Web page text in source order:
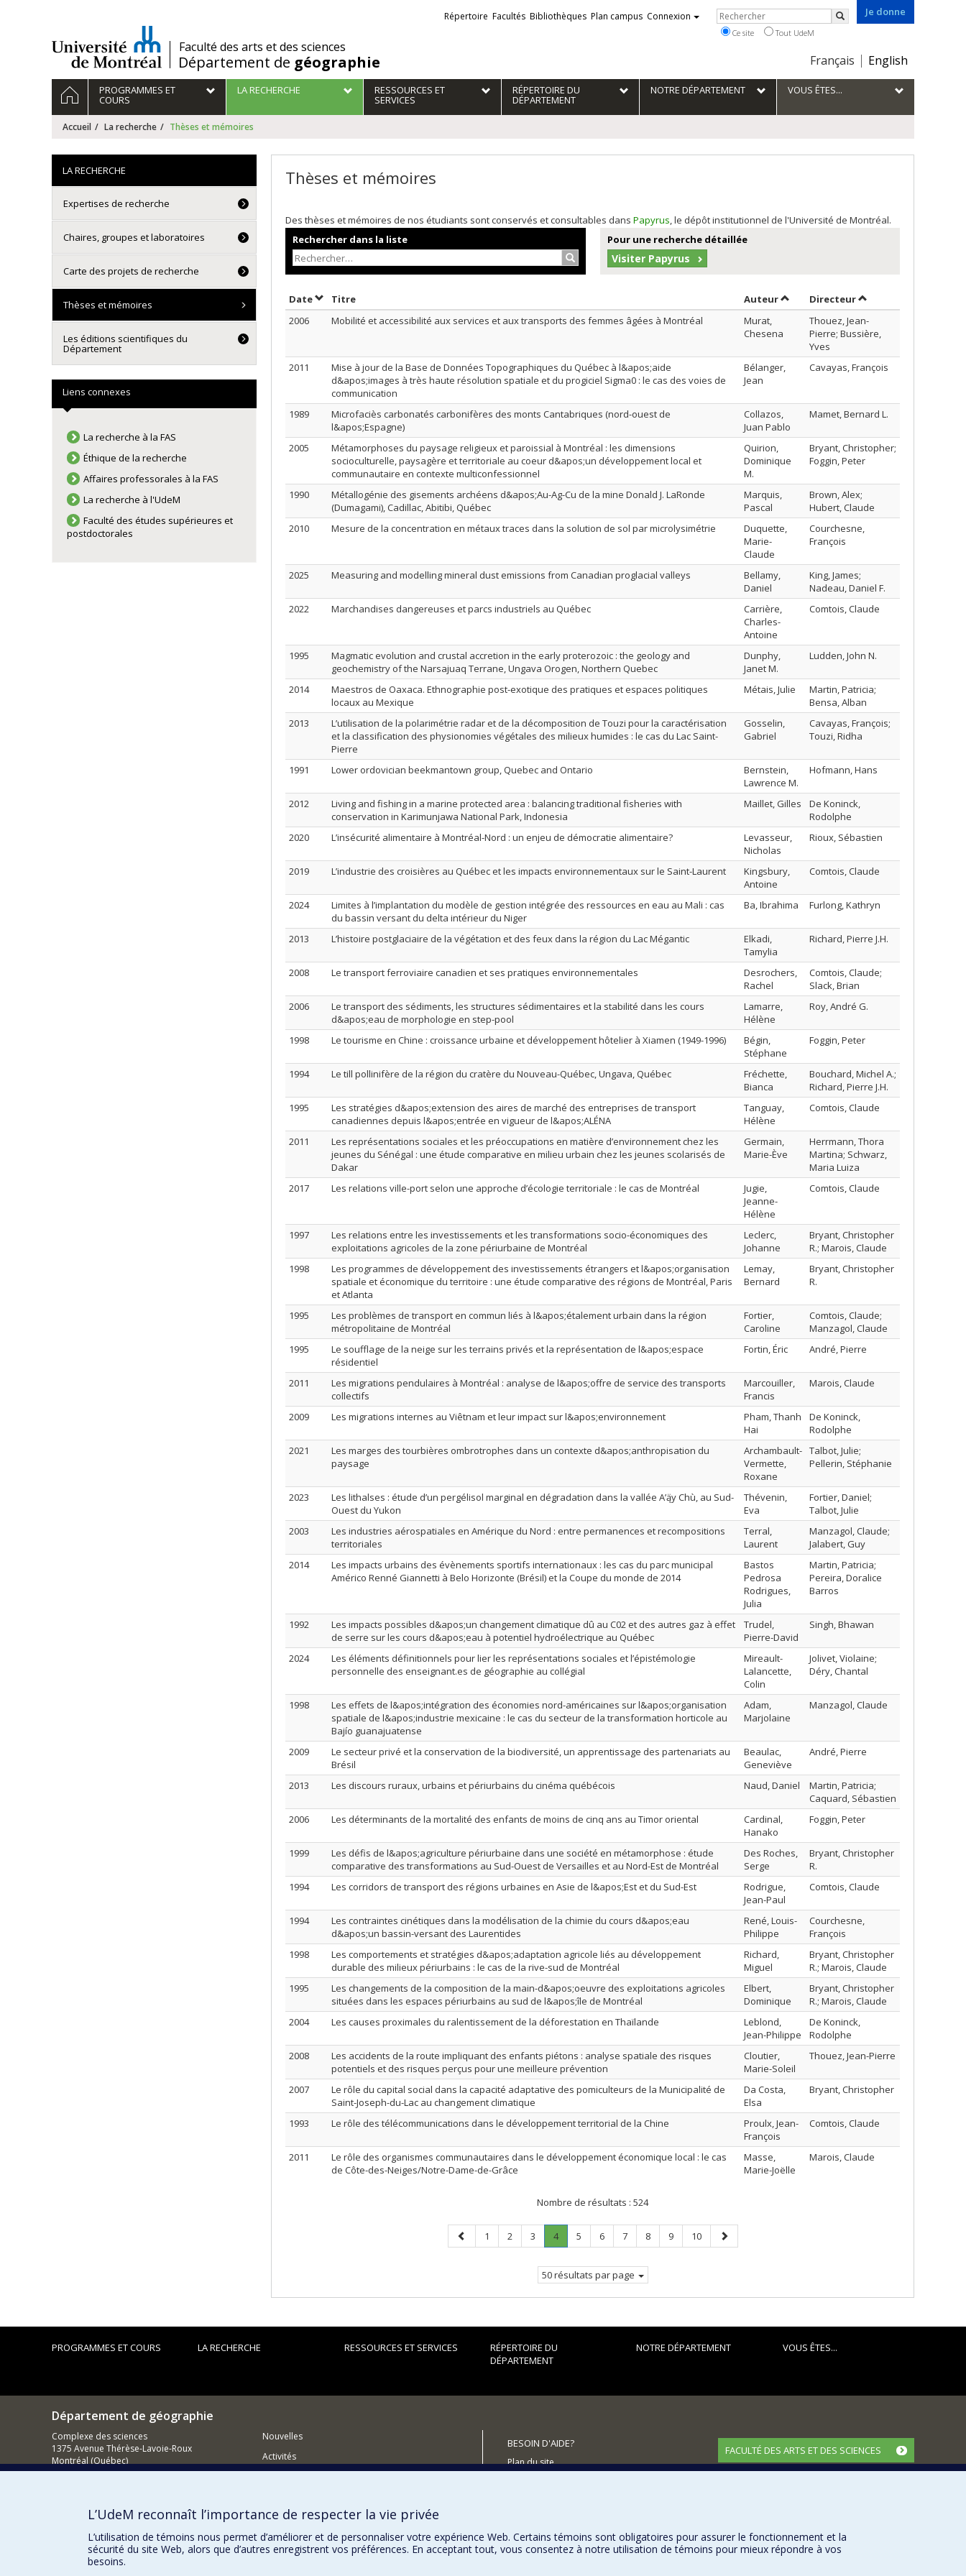
/Faculté des arts et des sciences
Département de géographie
Je donne
Choix
la
langue
Français English
Liens
externes
Répertoire Facultés Bibliothèques Plan campus Connexion Rechercher
Rechercher
Ce site Tout UdeM
Navigation
principale
ACCUEILPROGRAMMES ET
COURS
LA RECHERCHE RESSOURCES ET
SERVICES
RÉPERTOIRE DU
DÉPARTEMENT
NOTRE DÉPARTEMENT VOUS ÊTES...
Accueil La recherche Thèses et mémoires
Thèses et mémoires
Des thèses et mémoires de nos étudiants sont conservés et consultables dans Papyrus, le dépôt institutionnel de l'Université de Montréal.
Rechercher dans la liste
Rechercher…
Pour une recherche détaillée
Visiter Papyrus
DateTrier par date en ordre décroissant
Titre AuteurTrier par auteur en ordre décroissant
Directeurpar contributeur en
2006
Mobilité et accessibilité aux services et aux transports des femmes âgées à Montréal
Murat,
Chesena
Thouez, Jean-
Pierre; Bussière,
Yves
2011
Mise à jour de la Base de Données Topographiques du Québec à l&apos;aide
d&apos;images à très haute résolution spatiale et du progiciel Sigma0 : le cas des voies de
communication
Bélanger,
Jean
Cavayas, François
1989
Microfaciès carbonatés carbonifères des monts Cantabriques (nord-ouest de
l&apos;Espagne)
Collazos,
Juan Pablo
Mamet, Bernard L.
2005
Métamorphoses du paysage religieux et paroissial à Montréal : les dimensions
socioculturelle, paysagère et territoriale au coeur d&apos;un développement local et
communautaire en contexte multiconfessionnel
Quirion,
Dominique
M.
Bryant, Christopher;
Foggin, Peter
1990
Métallogénie des gisements archéens d&apos;Au-Ag-Cu de la mine Donald J. LaRonde
(Dumagami), Cadillac, Abitibi, Québec
Marquis,
Pascal
Brown, Alex;
Hubert, Claude
2010
Mesure de la concentration en métaux traces dans la solution de sol par microlysimétrie
Duquette,
Marie-
Claude
Courchesne,
François
2025 Measuring and modelling mineral dust emissions from Canadian proglacial valleys
Bellamy,
Daniel
King, James;
Nadeau, Daniel F.
2022
Marchandises dangereuses et parcs industriels au Québec
Carrière,
Charles-
Antoine
Comtois, Claude
1995
Magmatic evolution and crustal accretion in the early proterozoic : the geology and
geochemistry of the Narsajuaq Terrane, Ungava Orogen, Northern Quebec
Dunphy,
Janet M.
Ludden, John N.
2014
Maestros de Oaxaca. Ethnographie post-exotique des pratiques et espaces politiques
locaux au Mexique
Métais, Julie
Martin, Patricia;
Bensa, Alban
2013
L’utilisation de la polarimétrie radar et de la décomposition de Touzi pour la caractérisation
et la classification des physionomies végétales des milieux humides : le cas du Lac Saint-
Pierre
Gosselin,
Gabriel
Cavayas, François;
Touzi, Ridha
1991 Lower ordovician beekmantown group, Quebec and Ontario
Bernstein,
Lawrence M.
Hofmann, Hans
2012
Living and fishing in a marine protected area : balancing traditional fisheries with
conservation in Karimunjawa National Park, Indonesia
Maillet, Gilles
De Koninck,
Rodolphe
2020
L’insécurité alimentaire à Montréal-Nord : un enjeu de démocratie alimentaire?
Levasseur,
Nicholas
Rioux, Sébastien
2019 L’industrie des croisières au Québec et les impacts environnementaux sur le Saint-Laurent
Kingsbury,
Antoine
Comtois, Claude
2024
Limites à l’implantation du modèle de gestion intégrée des ressources en eau au Mali : cas
du bassin versant du delta intérieur du Niger
Ba, Ibrahima Furlong, Kathryn
2013 L’histoire postglaciaire de la végétation et des feux dans la région du Lac Mégantic
Elkadi,
Tamylia
Richard, Pierre J.H.
2008 Le transport ferroviaire canadien et ses pratiques environnementales
Desrochers,
Rachel
Comtois, Claude;
Slack, Brian
2006
Le transport des sédiments, les structures sédimentaires et la stabilité dans les cours
d&apos;eau de morphologie en step-pool
Lamarre,
Hélène
Roy, André G.
1998 Le tourisme en Chine : croissance urbaine et développement hôtelier à Xiamen (1949-1996)
Bégin,
Stéphane
Foggin, Peter
1994 Le till pollinifère de la région du cratère du Nouveau-Québec, Ungava, Québec
Fréchette,
Bianca
Bouchard, Michel A.;
Richard, Pierre J.H.
1995
Les stratégies d&apos;extension des aires de marché des entreprises de transport
canadiennes depuis l&apos;entrée en vigueur de l&apos;ALÉNA
Tanguay,
Hélène
Comtois, Claude
2011
Les représentations sociales et les préoccupations en matière d’environnement chez les
jeunes du Sénégal : une étude comparative en milieu urbain chez les jeunes scolarisés de
Dakar
Germain,
Marie-Ève
Herrmann, Thora
Martina; Schwarz,
Maria Luiza
2017
Les relations ville-port selon une approche d’écologie territoriale : le cas de Montréal
Jugie,
Jeanne-
Hélène
Comtois, Claude
1997
Les relations entre les investissements et les transformations socio-économiques des
exploitations agricoles de la zone périurbaine de Montréal
Leclerc,
Johanne
Bryant, Christopher
R.; Marois, Claude
1998
Les programmes de développement des investissements étrangers et l&apos;organisation
spatiale et économique du territoire : une étude comparative des régions de Montréal, Paris
et Atlanta
Lemay,
Bernard
Bryant, Christopher
R.
1995
Les problèmes de transport en commun liés à l&apos;étalement urbain dans la région
métropolitaine de Montréal
Fortier,
Caroline
Comtois, Claude;
Manzagol, Claude
1995
Le soufflage de la neige sur les terrains privés et la représentation de l&apos;espace
résidentiel
Fortin, Éric André, Pierre
2011
Les migrations pendulaires à Montréal : analyse de l&apos;offre de service des transports
collectifs
Marcouiller,
Francis
Marois, Claude
2009 Les migrations internes au Viêtnam et leur impact sur l&apos;environnement
Pham, Thanh
Hai
De Koninck,
Rodolphe
2021
Les marges des tourbières ombrotrophes dans un contexte d&apos;anthropisation du
paysage
Archambault-
Vermette,
Roxane
Talbot, Julie;
Pellerin, Stéphanie
2023
Les lithalses : étude d’un pergélisol marginal en dégradation dans la vallée A’ą̈y Chù, au Sud-
Ouest du Yukon
Thévenin,
Eva
Fortier, Daniel;
Talbot, Julie
2003
Les industries aérospatiales en Amérique du Nord : entre permanences et recompositions
territoriales
Terral,
Laurent
Manzagol, Claude;
Jalabert, Guy
2014
Les impacts urbains des évènements sportifs internationaux : les cas du parc municipal
Américo Renné Giannetti à Belo Horizonte (Brésil) et la Coupe du monde de 2014
Bastos
Pedrosa
Rodrigues,
Julia
Martin, Patricia;
Pereira, Doralice
Barros
1992
Les impacts possibles d&apos;un changement climatique dû au C02 et des autres gaz à effet
de serre sur les cours d&apos;eau à potentiel hydroélectrique au Québec
Trudel,
Pierre-David
Singh, Bhawan
2024
Les éléments définitionnels pour lier les représentations sociales et l’épistémologie
personnelle des enseignant.es de géographie au collégial
Mireault-
Lalancette,
Colin
Jolivet, Violaine;
Déry, Chantal
1998
Les effets de l&apos;intégration des économies nord-américaines sur l&apos;organisation
spatiale de l&apos;industrie mexicaine : le cas du secteur de la transformation horticole au
Bajío guanajuatense
Adam,
Marjolaine
Manzagol, Claude
2009
Le secteur privé et la conservation de la biodiversité, un apprentissage des partenariats au
Brésil
Beaulac,
Geneviève
André, Pierre
2013 Les discours ruraux, urbains et périurbains du cinéma québécois Naud, Daniel
Martin, Patricia;
Caquard, Sébastien
2006
Les déterminants de la mortalité des enfants de moins de cinq ans au Timor oriental
Cardinal,
Hanako
Foggin, Peter
1999
Les défis de l&apos;agriculture périurbaine dans une société en métamorphose : étude
comparative des transformations au Sud-Ouest de Versailles et au Nord-Est de Montréal
Des Roches,
Serge
Bryant, Christopher
R.
1994
Les corridors de transport des régions urbaines en Asie de l&apos;Est et du Sud-Est
Rodrigue,
Jean-Paul
Comtois, Claude
1994
Les contraintes cinétiques dans la modélisation de la chimie du cours d&apos;eau
d&apos;un bassin-versant des Laurentides
René, Louis-
Philippe
Courchesne,
François
1998
Les comportements et stratégies d&apos;adaptation agricole liés au développement
durable des milieux périurbains : le cas de la rive-sud de Montréal
Richard,
Miguel
Bryant, Christopher
R.; Marois, Claude
1995
Les changements de la composition de la main-d&apos;oeuvre des exploitations agricoles
situées dans les espaces périurbains au sud de l&apos;île de Montréal
Elbert,
Dominique
Bryant, Christopher
R.; Marois, Claude
2004
Les causes proximales du ralentissement de la déforestation en Thaïlande
Leblond,
Jean-Philippe
De Koninck,
Rodolphe
2008
Les accidents de la route impliquant des enfants piétons : analyse spatiale des risques
potentiels et des risques perçus pour une meilleure prévention
Cloutier,
Marie-Soleil
Thouez, Jean-Pierre
2007
Le rôle du capital social dans la capacité adaptative des pomiculteurs de la Municipalité de
Saint-Joseph-du-Lac au changement climatique
Da Costa,
Elsa
Bryant, Christopher
1993 Le rôle des télécommunications dans le développement territorial de la Chine
Proulx, Jean-
François
Comtois, Claude
2011
Le rôle des organismes communautaires dans le développement économique local : le cas
de Côte-des-Neiges/Notre-Dame-de-Grâce
Masse,
Marie-Joëlle
Marois, Claude
Nombre de résultats : 524
Page
précédente
Page
1 Page
2 Page
3 Page
4.
Page
Page
5 Page
6 Page
7 Page
8 Page
9 Page
10
Page
suivante
50 résultats par page
LA RECHERCHE
Expertises de recherche
Chaires, groupes et laboratoires
Carte des projets de recherche
Thèses et mémoires
Les éditions scientifiques du
Département
Liens connexes
La recherche à la FAS
Éthique de la recherche
Affaires professorales à la FAS
La recherche à l'UdeM
Faculté des études supérieures et
postdoctorales
PROGRAMMES ET COURS LA RECHERCHE RESSOURCES ET SERVICES
RÉPERTOIRE DU
DÉPARTEMENT
NOTRE DÉPARTEMENT VOUS ÊTES...
Département de géographie
Complexe des sciences
1375 Avenue Thérèse-Lavoie-Roux
Montréal (Québec)
H2V 0B3
Nouvelles
Activités
BESOIN D'AIDE?
Plan du site
FACULTÉ DES ARTS ET DES SCIENCES
L’UdeM reconnaît l’importance de respecter la vie privée
L’utilisation de témoins nous permet d’améliorer et de personnaliser votre expérience Web. Certains témoins sont obligatoires pour assurer le fonctionnement et la
sécurité du site Web, alors que d’autres enregistrent vos préférences. En acceptant tout, vous consentez à notre utilisation de témoins pour mieux répondre à vos
besoins.